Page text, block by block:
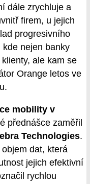
dále zrychluje a
firem, u jejich
progresivního
nejen banky
ale kam se
Orange letos ve
mobility v
přednášce zaměřil
Technologies.
dat, která
jejich efektivní
rychlou